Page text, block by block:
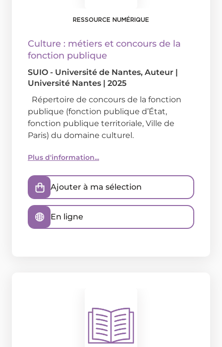
RESSOURCE NUMÉRIQUE
Culture : métiers et concours de la
fonction publique
SUIO - Université de Nantes, Auteur |
Université Nantes | 2025
Répertoire de concours de la fonction
publique (fonction publique d’État,
fonction publique territoriale, Ville de
Paris) du domaine culturel.
Plus d'information...
Ajouter à ma sélection
En ligne